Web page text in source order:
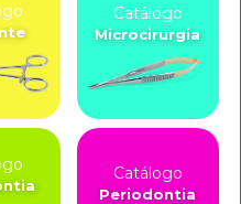
Catálogo
Microcirurgia
Catálogo
Periodontia